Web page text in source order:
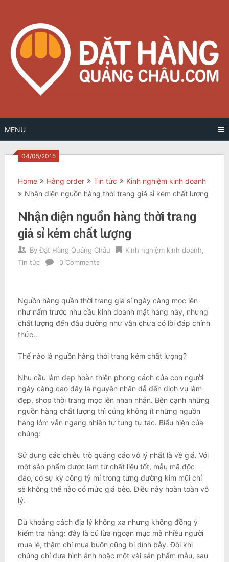
content
MENU
04/05/2015
Home Hàng order Tin tức
Kinh nghiệm kinh doanh
Nhận diện nguồn hàng thời trang giá sỉ kém chất lượng
Nhận diện nguồn hàng thời trang
giá sỉ kém chất lượng
By Đặt Hàng Quảng Châu Kinh nghiệm kinh doanh,
Tin tức
0 Comments
Nguồn hàng quần thời trang giá sỉ ngày càng mọc lên
như nấm trước nhu cầu kinh doanh mặt hàng này, nhưng
chất lượng đến đâu dường như vẫn chưa có lời đáp chính
thức…
Thế nào là nguồn hàng thời trang kém chất lượng?
Nhu cầu làm đẹp hoàn thiện phong cách của con người
ngày càng cao đây là nguyên nhân dẫ đến dịch vụ làm
đẹp, shop thời trang mọc lên nhan nhản. Bên cạnh những
nguồn hàng chất lượng thì cũng không ít những nguồn
hàng lởm vẫn ngang nhiên tự tung tự tác. Biểu hiện của
chúng:
Sử dụng các chiêu trò quảng cáo vô lý nhất là về giá. Với
một sản phẩm được làm từ chất liệu tốt, mẫu mã độc
đáo, có sự kỳ công tỷ mỉ trong từng đường kim mũi chỉ
sẽ không thể nào có mức giá bèo. Điều này hoàn toàn vô
lý.
Dù khoảng cách địa lý không xa nhưng không đồng ý
kiểm tra hàng: đây là cú lừa ngoạn mục mà nhiều người
mua lẻ, thậm chí mua buôn cũng bị dính bẫy. Đôi khi
chúng chỉ đưa hình ảnh hoặc một vài sản phẩm mẫu, sau